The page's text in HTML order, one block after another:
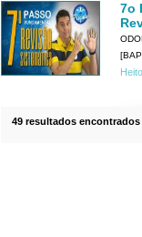
7o
49 resultados encontrados